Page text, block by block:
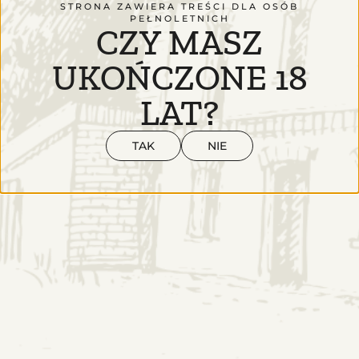
Odkryj numer serii
Zwroty i reklamacje
Płatności i dostawa
Kontakt
Regulamin serwisu
Gdzie nas kupisz
STRONA ZAWIERA TREŚCI DLA OSÓB
PEŁNOLETNICH
CZY MASZ
UKOŃCZONE 18
LAT?
TAK NIE